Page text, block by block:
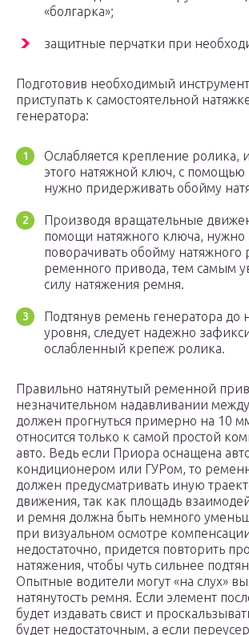
«болгарка»;
защитные перчатки при
Подготовив необходимый
приступать к самостоятельной
генератора:
Ослабляется крепление ролика,
этого натяжной ключ, с помощью
нужно придерживать обойму
Производя вращательные
помощи натяжного ключа, нужно
поворачивать обойму натяжного
ременного привода, тем самым
силу натяжения ремня.
Подтянув ремень генератора до
уровня, следует надежно
ослабленный крепеж ролика.
Правильно натянутый ременной
незначительном надавливании
должен прогнуться примерно на 10
относится только к самой простой
авто. Ведь если Приора оснащена
кондиционером или ГУРом, то
должен предусматривать иную
движения, так как площадь
и ремня должна быть немного
при визуальном осмотре
недостаточно, придется повторить
натяжения, чтобы чуть сильнее
Опытные водители могут «на слух»
натянутость ремня. Если элемент
будет издавать свист и
будет недостаточным, а если